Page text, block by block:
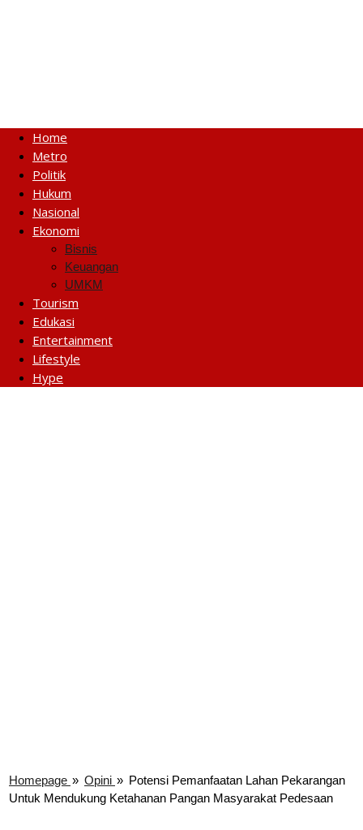
Home
Metro
Politik
Hukum
Nasional
Ekonomi
Bisnis
Keuangan
UMKM
Tourism
Edukasi
Entertainment
Lifestyle
Hype
Homepage » Opini » Potensi Pemanfaatan Lahan Pekarangan
Untuk Mendukung Ketahanan Pangan Masyarakat Pedesaan